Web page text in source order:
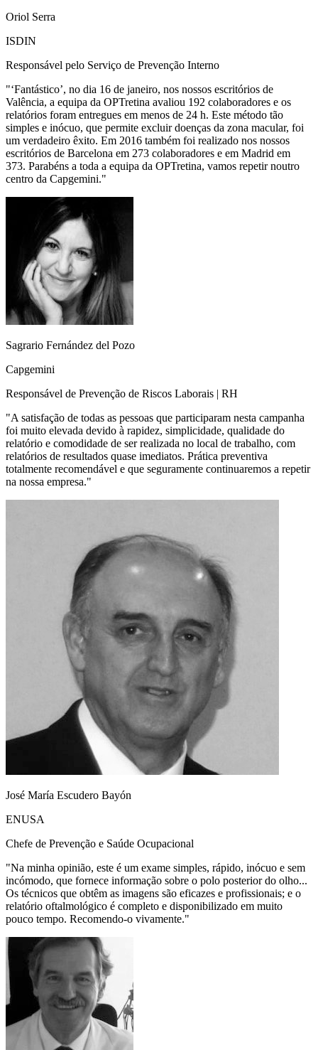
Oriol Serra
ISDIN
Responsável pelo Serviço de Prevenção Interno
"‘Fantástico’, no dia 16 de janeiro, nos nossos escritórios de
Valência, a equipa da OPTretina avaliou 192 colaboradores e os
relatórios foram entregues em menos de 24 h. Este método tão
simples e inócuo, que permite excluir doenças da zona macular, foi
um verdadeiro êxito. Em 2016 também foi realizado nos nossos
escritórios de Barcelona em 273 colaboradores e em Madrid em
373. Parabéns a toda a equipa da OPTretina, vamos repetir noutro
centro da Capgemini."
Sagrario Fernández del Pozo
Capgemini
Responsável de Prevenção de Riscos Laborais | RH
"A satisfação de todas as pessoas que participaram nesta campanha
foi muito elevada devido à rapidez, simplicidade, qualidade do
relatório e comodidade de ser realizada no local de trabalho, com
relatórios de resultados quase imediatos. Prática preventiva
totalmente recomendável e que seguramente continuaremos a repetir
na nossa empresa."
José María Escudero Bayón
ENUSA
Chefe de Prevenção e Saúde Ocupacional
"Na minha opinião, este é um exame simples, rápido, inócuo e sem
incómodo, que fornece informação sobre o polo posterior do olho...
Os técnicos que obtêm as imagens são eficazes e profissionais; e o
relatório oftalmológico é completo e disponibilizado em muito
pouco tempo. Recomendo-o vivamente."